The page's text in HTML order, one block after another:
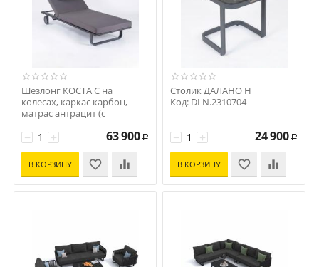
Шезлонг КОСТА С на
колесах, каркас карбон,
матрас антрацит (с
Код: CST.3015001
+
− 63 900 Р
В КОРЗИНУ
Столик ДАЛАНО Н
Код: DLN.2310704
+
− 24 900 Р
В КОРЗИНУ